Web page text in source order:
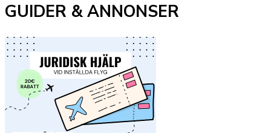
GUIDER & ANNONSER